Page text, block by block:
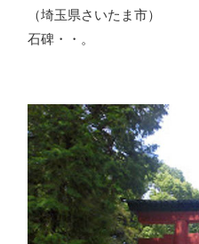
（埼玉県さいたま市）
石碑・・。